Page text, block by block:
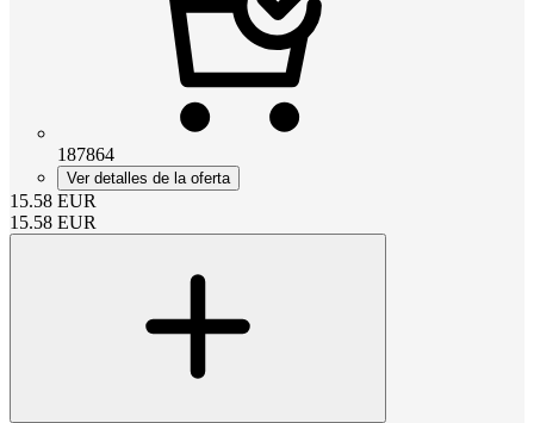
187864
Ver detalles de la oferta
15.58 EUR
15.58 EUR